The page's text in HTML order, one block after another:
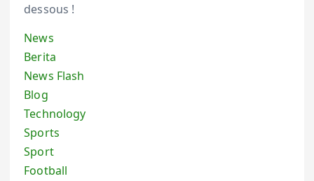
dessous !
News
Berita
News Flash
Blog
Technology
Sports
Sport
Football